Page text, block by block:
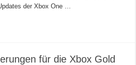
der Xbox One …
für die Xbox Gold